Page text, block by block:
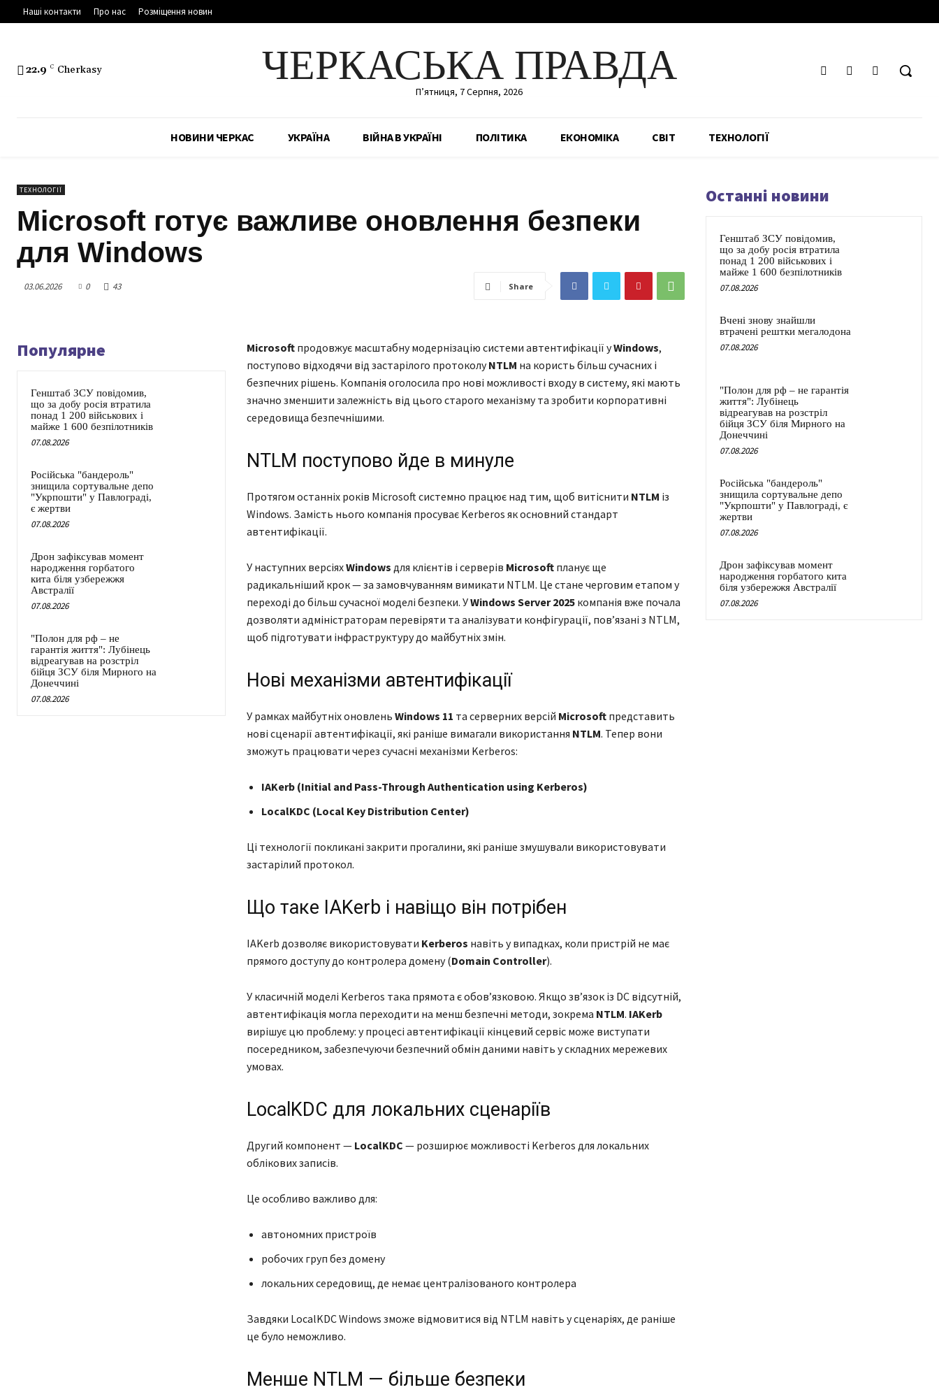
Наші контакти Про нас Розміщення новин
22.9 C Cherkasy ЧЕРКАСЬКА ПРАВДА
П’ятниця, 7 Серпня, 2026
НОВИНИ ЧЕРКАС УКРАЇНА ВІЙНА В УКРАЇНІ ПОЛІТИКА ЕКОНОМІКА СВІТ ТЕХНОЛОГІЇ
ТЕХНОЛОГІЇ
Microsoft готує важливе оновлення безпеки
для Windows
03.06.2026 0 43 Share
Популярне
Генштаб ЗСУ повідомив,
що за добу росія втратила
понад 1 200 військових і
майже 1 600 безпілотників
07.08.2026
Російська "бандероль"
знищила сортувальне депо
"Укрпошти" у Павлограді,
є жертви
07.08.2026
Дрон зафіксував момент
народження горбатого
кита біля узбережжя
Австралії
07.08.2026
"Полон для рф – не
гарантія життя": Лубінець
відреагував на розстріл
бійця ЗСУ біля Мирного на
Донеччині
07.08.2026
Microsoftпродовжує масштабну модернізацію системи автентифікації уWindows,
поступово відходячи від застарілого протоколуNTLM на користь більш сучасних і
безпечних рішень. Компанія оголосила про нові можливості входу в систему, які мають
значно зменшити залежність від цього старого механізму та зробити корпоративні
середовища безпечнішими.
NTLM поступово йде в минуле
Протягом останніх років Microsoft системно працює над тим, щоб витіснити NTLM із
Windows. Замість нього компанія просуває Kerberos як основний стандарт
автентифікації.
У наступних версіяхWindows для клієнтів і серверів Microsoftпланує ще
радикальніший крок — за замовчуванням вимикати NTLM. Це стане черговим етапом у
переході до більш сучасної моделі безпеки. УWindows Server 2025компанія вже почала
дозволяти адміністраторам перевіряти та аналізувати конфігурації, пов’язані з NTLM,
щоб підготувати інфраструктуру до майбутніх змін.
Нові механізми автентифікації
У рамках майбутніх оновлень Windows 11 та серверних версій Microsoftпредставить
нові сценарії автентифікації, які раніше вимагали використання NTLM. Тепер вони
зможуть працювати через сучасні механізми Kerberos:
IAKerb (Initial and Pass-Through Authentication using Kerberos)
LocalKDC (Local Key Distribution Center)
Ці технології покликані закрити прогалини, які раніше змушували використовувати
застарілий протокол.
Що таке IAKerb і навіщо він потрібен
IAKerb дозволяє використовувати Kerberos навіть у випадках, коли пристрій не має
прямого доступу до контролера домену (Domain Controller).
У класичній моделі Kerberos така прямота є обов’язковою. Якщо зв’язок із DC відсутній,
автентифікація могла переходити на менш безпечні методи, зокрема NTLM. IAKerb
вирішує цю проблему: у процесі автентифікації кінцевий сервіс може виступати
посередником, забезпечуючи безпечний обмін даними навіть у складних мережевих
умовах.
LocalKDC для локальних сценаріїв
Другий компонент — LocalKDC — розширює можливості Kerberos для локальних
облікових записів.
Це особливо важливо для:
автономних пристроїв
робочих груп без домену
локальних середовищ, де немає централізованого контролера
Завдяки LocalKDC Windows зможе відмовитися від NTLM навіть у сценаріях, де раніше
це було неможливо.
Менше NTLM — більше безпеки
Останні новини
Генштаб ЗСУ повідомив,
що за добу росія втратила
понад 1 200 військових і
майже 1 600 безпілотників
07.08.2026
Вчені знову знайшли
втрачені рештки мегалодона
07.08.2026
"Полон для рф – не гарантія
життя": Лубінець
відреагував на розстріл
бійця ЗСУ біля Мирного на
Донеччині
07.08.2026
Російська "бандероль"
знищила сортувальне депо
"Укрпошти" у Павлограді, є
жертви
07.08.2026
Дрон зафіксував момент
народження горбатого кита
біля узбережжя Австралії
07.08.2026